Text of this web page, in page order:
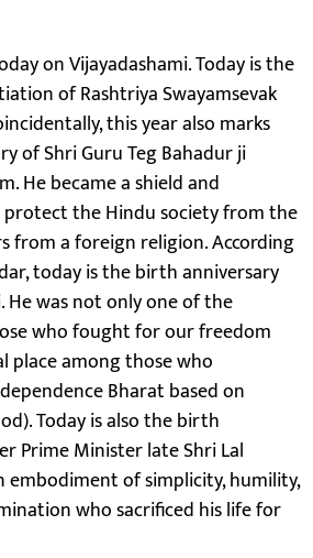
on Vijayadashami. Today is the
of Rashtriya Swayamsevak
this year also marks
of Shri Guru Teg Bahadur ji
He became a shield and
the Hindu society from the
from a foreign religion. According
today is the birth anniversary
He was not only one of the
who fought for our freedom
place among those who
Bharat based on
Today is also the birth
Prime Minister late Shri Lal
embodiment of simplicity, humility,
who sacrificed his life for